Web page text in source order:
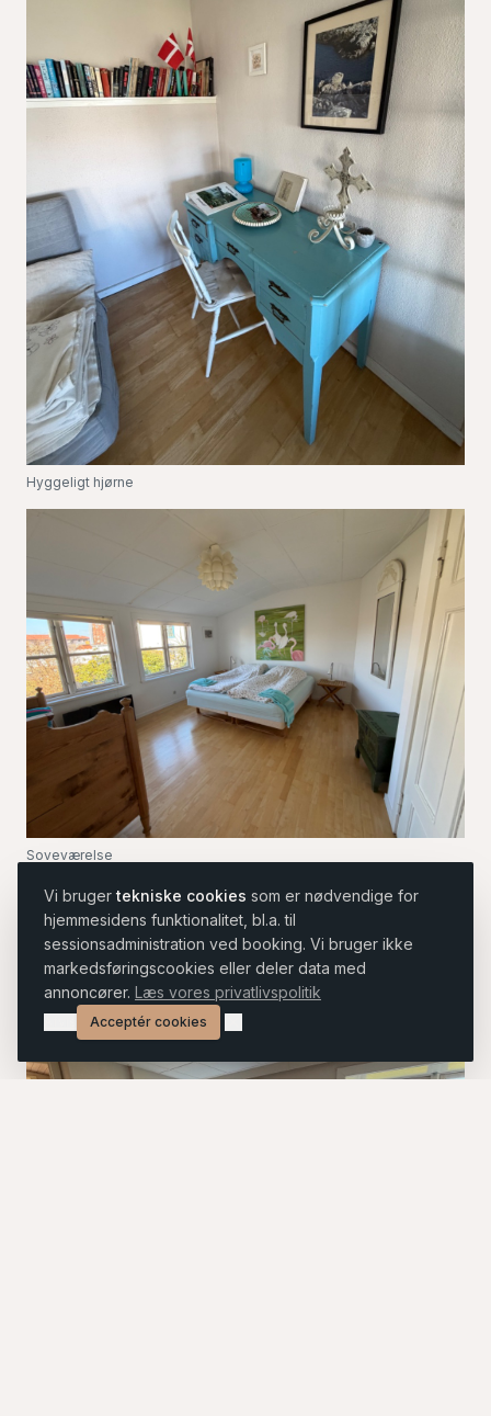
Hyggeligt hjørne
Soveværelse
Vi bruger tekniske cookies som er nødvendige for
hjemmesidens funktionalitet, bl.a. til
sessionsadministration ved booking. Vi bruger ikke
markedsføringscookies eller deler data med
annoncører. Læs vores privatlivspolitik
Acceptér cookies